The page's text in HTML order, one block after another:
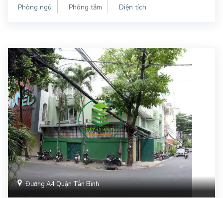
Phòng ngủ Phòng tắm
Diện tích
Đường A4 Quận Tân Bình